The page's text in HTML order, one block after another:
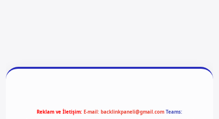
Reklam ve İletişim: E-mail: backlinkpaneli@gmail.com Teams: